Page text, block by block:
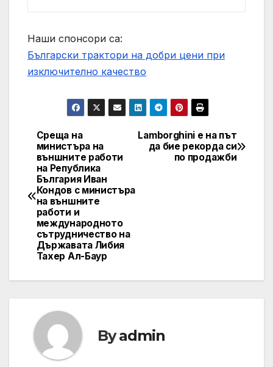
Наши спонсори са:
Български трактори на добри цени при
изключително качество
Post
navigation
Lamborghini е на път
да бие рекорда си
по продажби
Срещa на
министърa на
външните работи
на Република
България Иван
Кондов с министъра
на външните
работи и
международното
сътрудничество на
Държавата Либия
Тахер Ал-Баур
Byadmin